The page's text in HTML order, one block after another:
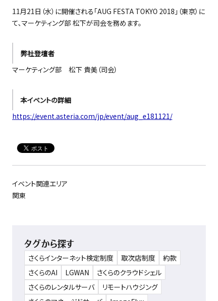
11月21日（水）に開催される「AUG FESTA TOKYO 2018」（東京）に
て、マーケティング部 松下が司会を務めます。
弊社登壇者
マーケティング部 松下 貴美（司会）
本イベントの詳細
https://event.asteria.com/jp/event/aug_e181121/
イベント関連エリア
関東
タグから探す
さくらインターネット検定制度 取次店制度
約款
さくらのAI
LGWAN
さくらのクラウドシェル
さくらのレンタルサーバ
リモートハウジング